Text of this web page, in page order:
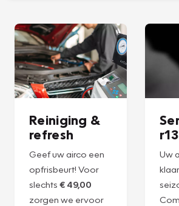
Reiniging &
refresh
Geef uw airco een
opfrisbeurt! Voor
slechts € 49,00
zorgen we ervoor
Uw